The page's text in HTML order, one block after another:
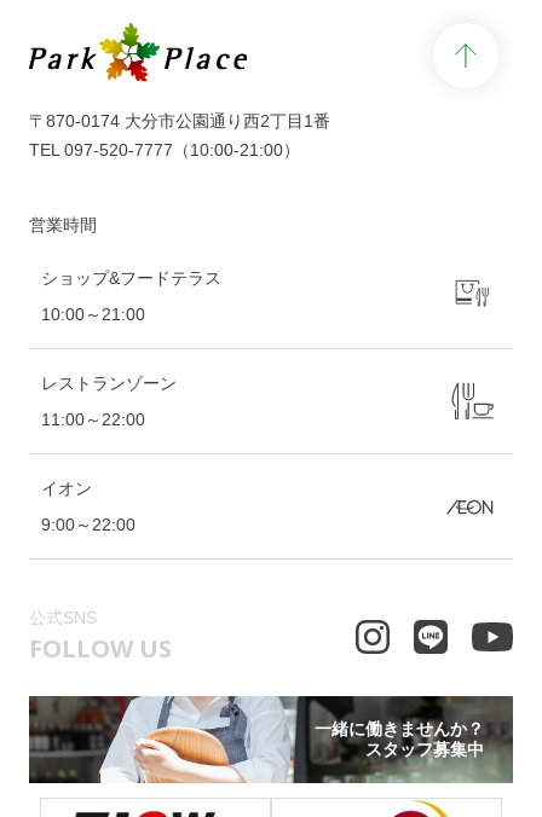
こちらの新作は、まさに「919」シリーズ
ます♡トレッキングシューズをライフスタ
イル仕様にしたデザインで丸みと柔らかさ
ーズンに入ると完売サイズもでてきますの
ください♫皆様のご来店、お待ちしており
〒870-0174 大分市公園通り西2丁目1番
TEL 097-520-7777 （10:00-21:00）
営業時間
ショップ&フードテラス
10:00～21:00
レストランゾーン
11:00～22:00
イオン
9:00～22:00
公式SNS
FOLLOW US
一緒に働きませんか？
スタッフ募集中